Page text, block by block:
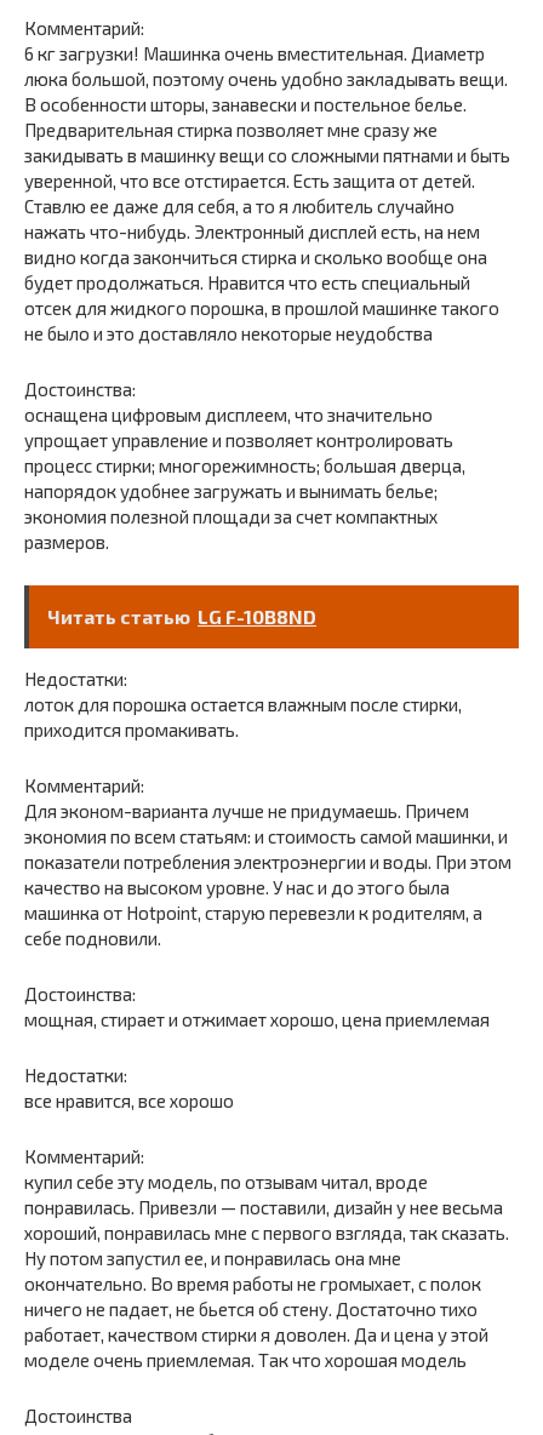
Комментарий:
6 кг загрузки! Машинка очень вместительная. Диаметр
люка большой, поэтому очень удобно закладывать вещи.
В особенности шторы, занавески и постельное белье.
Предварительная стирка позволяет мне сразу же
закидывать в машинку вещи со сложными пятнами и быть
уверенной, что все отстирается. Есть защита от детей.
Ставлю ее даже для себя, а то я любитель случайно
нажать что-нибудь. Электронный дисплей есть, на нем
видно когда закончиться стирка и сколько вообще она
будет продолжаться. Нравится что есть специальный
отсек для жидкого порошка, в прошлой машинке такого
не было и это доставляло некоторые неудобства
Достоинства:
оснащена цифровым дисплеем, что значительно
упрощает управление и позволяет контролировать
процесс стирки; многорежимность; большая дверца,
напорядок удобнее загружать и вынимать белье;
экономия полезной площади за счет компактных
размеров.
Читать статью LG F-10B8ND
Недостатки:
лоток для порошка остается влажным после стирки,
приходится промакивать.
Комментарий:
Для эконом-варианта лучше не придумаешь. Причем
экономия по всем статьям: и стоимость самой машинки, и
показатели потребления электроэнергии и воды. При этом
качество на высоком уровне. У нас и до этого была
машинка от Hotpoint, старую перевезли к родителям, а
себе подновили.
Достоинства:
мощная, стирает и отжимает хорошо, цена приемлемая
Недостатки:
все нравится, все хорошо
Комментарий:
купил себе эту модель, по отзывам читал, вроде
понравилась. Привезли — поставили, дизайн у нее весьма
хороший, понравилась мне с первого взгляда, так сказать.
Ну потом запустил ее, и понравилась она мне
окончательно. Во время работы не громыхает, с полок
ничего не падает, не бьется об стену. Достаточно тихо
работает, качеством стирки я доволен. Да и цена у этой
моделе очень приемлемая. Так что хорошая модель
Достоинства